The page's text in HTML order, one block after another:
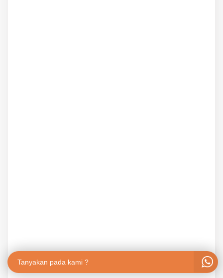
Tanyakan pada kami ?